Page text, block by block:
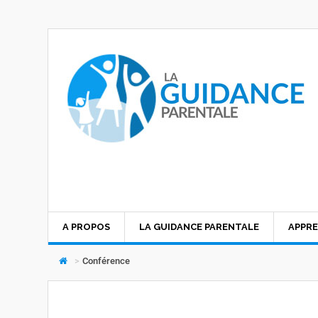
A PROPOS LA GUIDANCE PARENTALE
> Conférence